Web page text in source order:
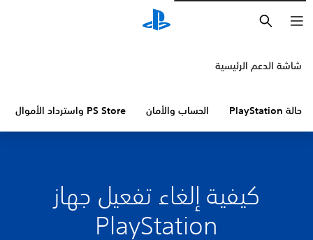
شاشة الدعم الرئيسية
حالة PlayStation الحساب والأمان PS Store واسترداد الأموال
كيفية إلغاء تفعيل جهاز
PlayStation